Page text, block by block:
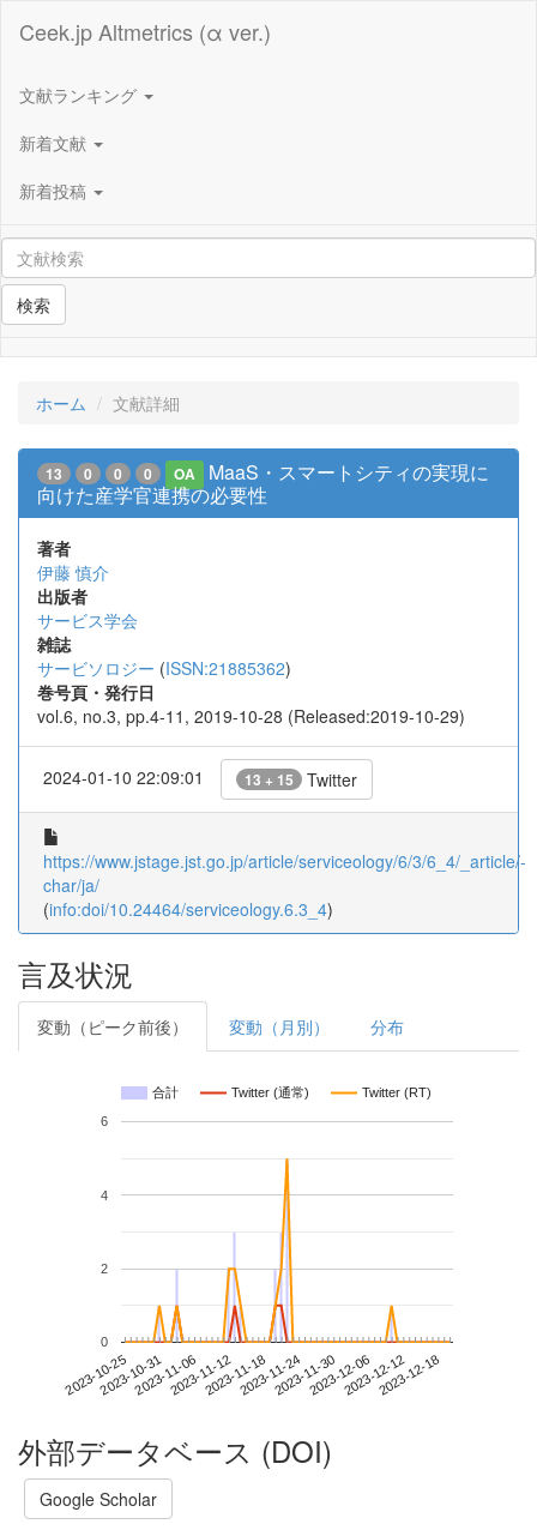
Ceek.jp Altmetrics (α ver.)
文献ランキング
新着文献
新着投稿
検索
ホーム 文献詳細
13 0 0 0 OA
MaaS・スマートシティの実現に
向けた産学官連携の必要性
著者
伊藤 慎介
出版者
サービス学会
雑誌
サービソロジー (ISSN:21885362)
巻号頁・発行日
vol.6, no.3, pp.4-11, 2019-10-28 (Released:2019-10-29)
2024-01-10 22:09:01 13 + 15 Twitter
https://www.jstage.jst.go.jp/article/serviceology/6/3/6_4/_article/-
char/ja/
(info:doi/10.24464/serviceology.6.3_4)
言及状況
変動（ピーク前後） 変動（月別） 分布
合計 Twitter (通常) Twitter (RT)
2023-10-252023-10-312023-11-062023-11-122023-11-182023-11-242023-11-302023-12-062023-12-122023-12-18
0
2
4
6
外部データベース (DOI)
Google Scholar